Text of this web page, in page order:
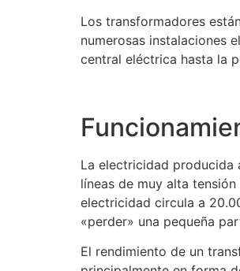
Los transformadores
numerosas instalaciones
central eléctrica hasta la
La electricidad producida
líneas de muy alta
electricidad circula a
«perder» una pequeña
El rendimiento de un